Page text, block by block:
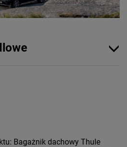
Bagażnik dachowy Thule